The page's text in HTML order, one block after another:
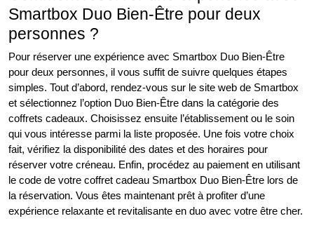
Smartbox Duo Bien-Être pour deux
personnes ?
Pour réserver une expérience avec Smartbox Duo Bien-Être
pour deux personnes, il vous suffit de suivre quelques étapes
simples. Tout d’abord, rendez-vous sur le site web de Smartbox
et sélectionnez l’option Duo Bien-Être dans la catégorie des
coffrets cadeaux. Choisissez ensuite l’établissement ou le soin
qui vous intéresse parmi la liste proposée. Une fois votre choix
fait, vérifiez la disponibilité des dates et des horaires pour
réserver votre créneau. Enfin, procédez au paiement en utilisant
le code de votre coffret cadeau Smartbox Duo Bien-Être lors de
la réservation. Vous êtes maintenant prêt à profiter d’une
expérience relaxante et revitalisante en duo avec votre être cher.